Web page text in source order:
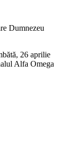
Dumnezeu
26 aprilie
Alfa Omega